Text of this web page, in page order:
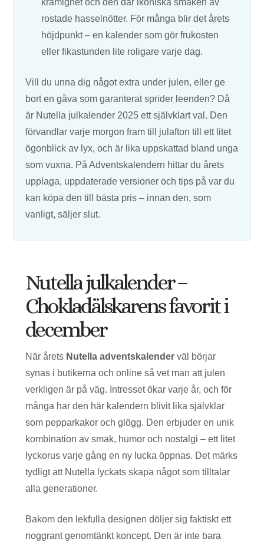
krämighet och den där ikoniska smaken av
rostade hasselnötter. För många blir det årets
höjdpunkt – en kalender som gör frukosten
eller fikastunden lite roligare varje dag.
Vill du unna dig något extra under julen, eller ge
bort en gåva som garanterat sprider leenden? Då
är Nutella julkalender 2025 ett självklart val. Den
förvandlar varje morgon fram till julafton till ett litet
ögonblick av lyx, och är lika uppskattad bland unga
som vuxna. På Adventskalendern hittar du årets
upplaga, uppdaterade versioner och tips på var du
kan köpa den till bästa pris – innan den, som
vanligt, säljer slut.
Nutella julkalender –
Chokladälskarens favorit i
december
När årets Nutella adventskalenderväl börjar
synas i butikerna och online så vet man att julen
verkligen är på väg. Intresset ökar varje år, och för
många har den här kalendern blivit lika självklar
som pepparkakor och glögg. Den erbjuder en unik
kombination av smak, humor och nostalgi – ett litet
lyckorus varje gång en ny lucka öppnas. Det märks
tydligt att Nutella lyckats skapa något som tilltalar
alla generationer.
Bakom den lekfulla designen döljer sig faktiskt ett
noggrant genomtänkt koncept. Den är inte bara